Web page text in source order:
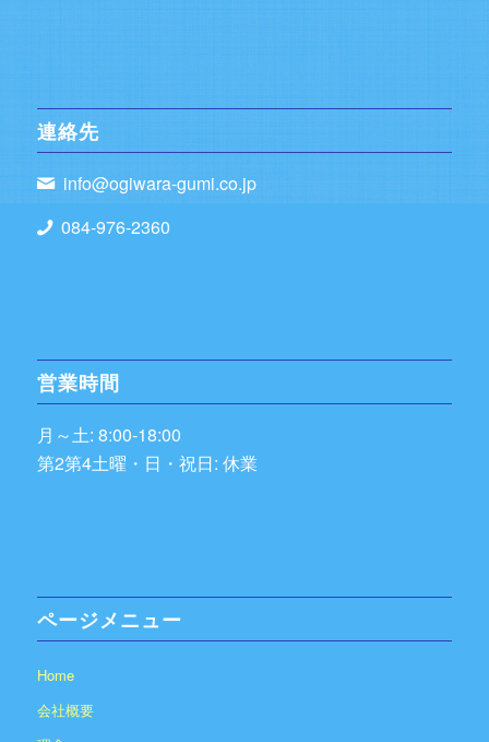
連絡先
info@ogiwara-gumi.co.jp
084-976-2360
営業時間
月～土: 8:00-18:00
第2第4土曜・日・祝日: 休業
ページメニュー
Home
会社概要